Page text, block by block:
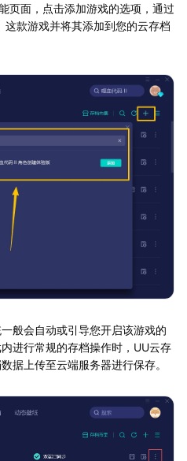
页面，点击添加游戏的选项，通过
款游戏并将其添加到您的云存档
般会自动或引导您开启该游戏的
进行常规的存档操作时，UU云存
据上传至云端服务器进行保存。